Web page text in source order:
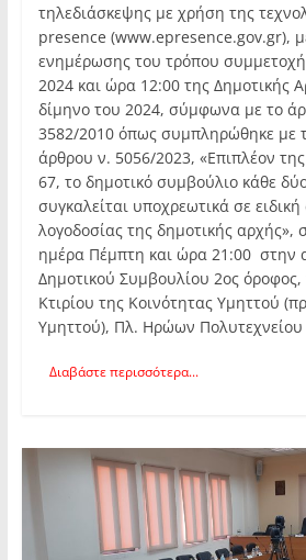
τηλεδιάσκεψης με χρήση της
presence (www.epresence.gov.gr),
ενημέρωσης του τρόπου
2024 και ώρα 12:00 της Δημοτικής
δίμηνο του 2024, σύμφωνα με το
3582/2010 όπως συμπληρώθηκε με
άρθρου ν. 5056/2023, «Επιπλέον
67, το δημοτικό συμβούλιο κάθε
συγκαλείται υποχρεωτικά σε
λογοδοσίας της δημοτικής αρχής»,
ημέρα Πέμπτη και ώρα 21:00 στην
Δημοτικού Συμβουλίου 2ος όροφος,
Κτιρίου της Κοινότητας Υμηττού
Υμηττού), Πλ. Ηρώων Πολυτεχνείου
Διαβάστε περισσότερα...